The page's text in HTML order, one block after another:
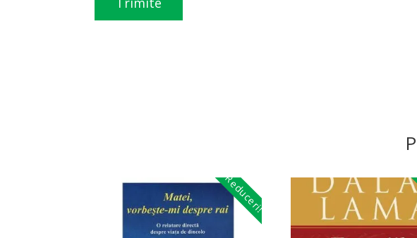
Reduceri!